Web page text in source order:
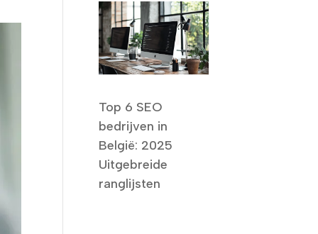
Top 6 SEO
bedrijven in
België: 2025
Uitgebreide
ranglijsten